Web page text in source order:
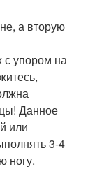
а вторую
с упором на
Данное
или
3-4
ногу.